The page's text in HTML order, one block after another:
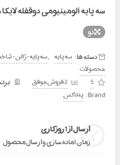
سه پایه آلومینیومی دوقفله
نو
دسته ها: سه پایه ,سه پایه - ژالن -
محصولات
5
2 فروش موفق
Brand: پنتاکس
ارسال از 1 روز کاری
زمان آماده سازی و ارسال محصول